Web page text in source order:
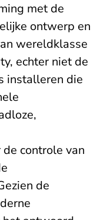
met de
ontwerp en
wereldklasse
echter niet de
installeren die
controle van
de